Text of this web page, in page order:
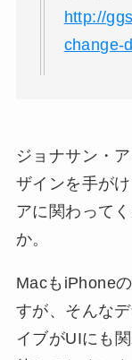
http://
change-
ジョナサン・
ザインを手が
アに関わって
か。
MacもiPhone
すが、そんな
イブがUIにも